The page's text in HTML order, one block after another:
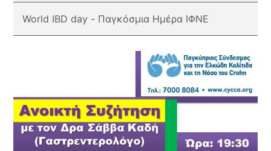
World IBD day - Παγκόσμια Ημέρα ΙΦΝΕ